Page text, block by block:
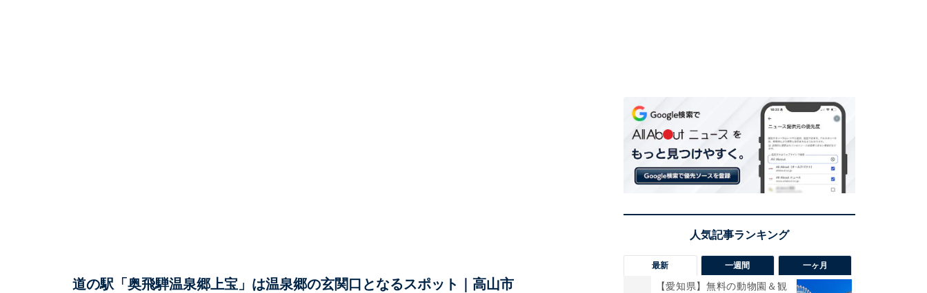
道の駅「奥飛騨温泉郷上宝」は温泉郷の玄関口となるスポット｜高山市
最新 一週間 一ヶ月
【愛知県】無料の動物園＆観